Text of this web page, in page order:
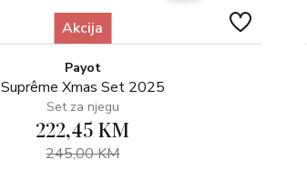
Akcija
Payot
Suprême Xmas Set 2025
Set za njegu
222,45 KM
245,00 KM